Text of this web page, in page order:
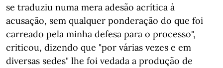
se traduziu numa mera adesão acrítica à
acusação, sem qualquer ponderação do que foi
carreado pela minha defesa para o processo",
criticou, dizendo que "por várias vezes e em
diversas sedes" lhe foi vedada a produção de